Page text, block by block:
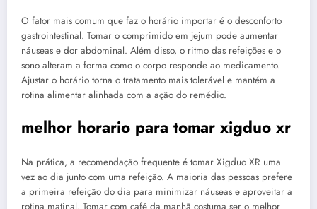
O fator mais comum que faz o horário importar é o desconforto
gastrointestinal. Tomar o comprimido em jejum pode aumentar
náuseas e dor abdominal. Além disso, o ritmo das refeições e o
sono alteram a forma como o corpo responde ao medicamento.
Ajustar o horário torna o tratamento mais tolerável e mantém a
rotina alimentar alinhada com a ação do remédio.
melhor horario para tomar xigduo xr
Na prática, a recomendação frequente é tomar Xigduo XR uma
vez ao dia junto com uma refeição. A maioria das pessoas prefere
a primeira refeição do dia para minimizar náuseas e aproveitar a